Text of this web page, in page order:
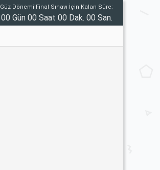
Güz Dönemi Final Sınavı İçin Kalan Süre:
00 Gün 00 Saat 00 Dak. 00 San.